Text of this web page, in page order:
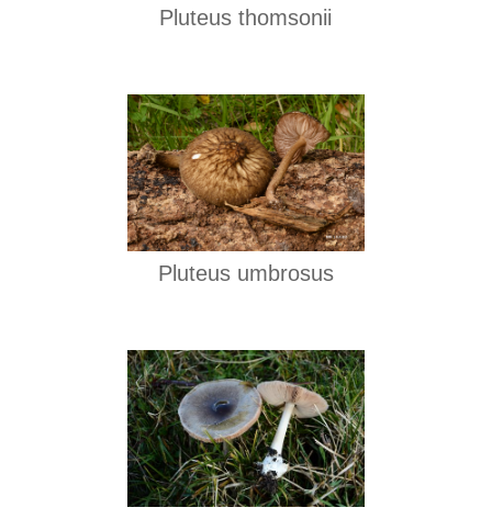
Pluteus thomsonii
Pluteus umbrosus